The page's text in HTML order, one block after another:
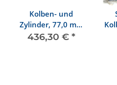
Kolben- und
Zylinder, 77,0 mm
(Satz) 1300 ccm 29
436,30 € *